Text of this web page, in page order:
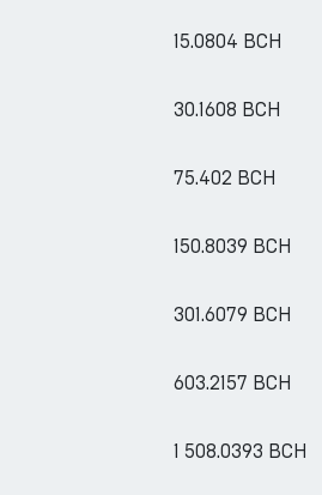
15.0804 BCH
30.1608 BCH
75.402 BCH
150.8039 BCH
301.6079 BCH
603.2157 BCH
1 508.0393 BCH